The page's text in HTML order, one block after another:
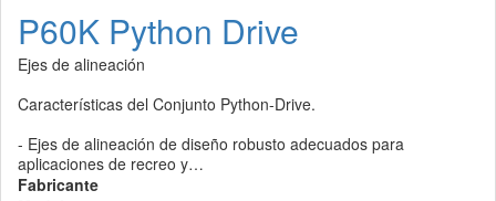
P60K Python Drive
Ejes de alineación
Características del Conjunto Python-Drive.
- Ejes de alineación de diseño robusto adecuados para
aplicaciones de recreo y…
Fabricante